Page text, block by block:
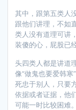
其中，跟第五类人
跟他们讲理，不如
类人没有道理可讲
装傻的心，屁股已
头四类人都是讲道
像“做鬼也要爱韩
死忠于别人，只要
依据或者证据，他
可能一时比较困难。